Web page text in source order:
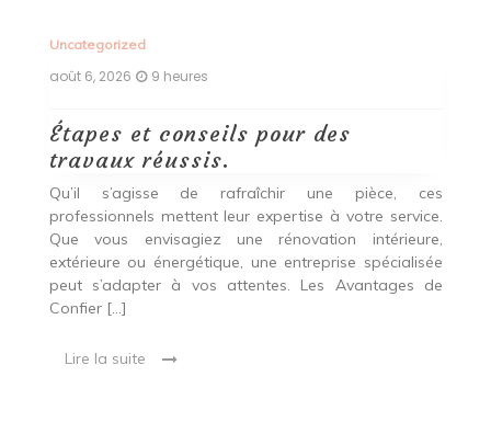
Uncategorized
août 6, 2026 9 heures
Étapes et conseils pour des
travaux réussis.
Qu’il s’agisse de rafraîchir une pièce, ces
professionnels mettent leur expertise à votre service.
Que vous envisagiez une rénovation intérieure,
extérieure ou énergétique, une entreprise spécialisée
peut s’adapter à vos attentes. Les Avantages de
Confier […]
Lire la suite